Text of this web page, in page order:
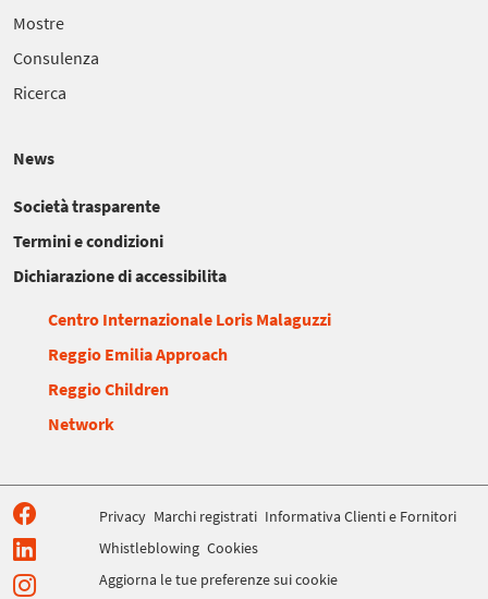
Mostre
Consulenza
Ricerca
News
Società trasparente
Termini e condizioni
Dichiarazione di accessibilita
Centro Internazionale Loris Malaguzzi
Reggio Emilia Approach
Reggio Children
Network
Privacy Marchi registrati Informativa Clienti e Fornitori
Whistleblowing Cookies
Aggiorna le tue preferenze sui cookie